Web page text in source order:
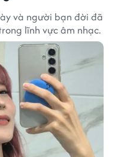
và người bạn đời đã
lĩnh vực âm nhạc.